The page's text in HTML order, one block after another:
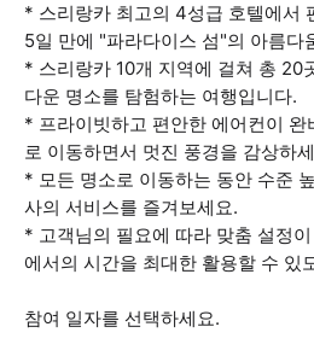
* 스리랑카 최고의 4성급 호텔에서
5일 만에 "파라다이스 섬"의 아름다
* 스리랑카 10개 지역에 걸쳐 총 20
다운 명소를 탐험하는 여행입니다.
* 프라이빗하고 편안한 에어컨이 완
로 이동하면서 멋진 풍경을 감상하
* 모든 명소로 이동하는 동안 수준
사의 서비스를 즐겨보세요.
* 고객님의 필요에 따라 맞춤 설정
에서의 시간을 최대한 활용할 수 있
참여 일자를 선택하세요.